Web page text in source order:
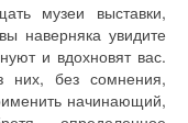
музеи выставки,
наверняка увидите
и вдохновят вас.
них, без сомнения,
начинающий,